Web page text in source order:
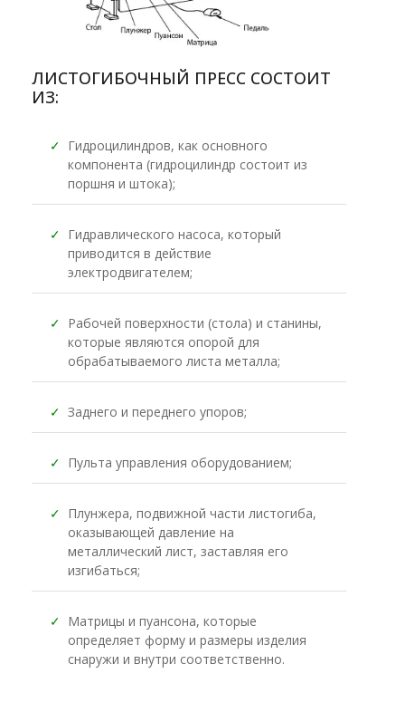
ЛИСТОГИБОЧНЫЙ ПРЕСС СОСТОИТ
ИЗ:
✓ Гидроцилиндров, как основного
компонента (гидроцилиндр состоит из
поршня и штока);
✓ Гидравлического насоса, который
приводится в действие
электродвигателем;
✓ Рабочей поверхности (стола) и станины,
которые являются опорой для
обрабатываемого листа металла;
✓ Заднего и переднего упоров;
✓ Пульта управления оборудованием;
✓ Плунжера, подвижной части листогиба,
оказывающей давление на
металлический лист, заставляя его
изгибаться;
✓ Матрицы и пуансона, которые
определяет форму и размеры изделия
снаружи и внутри соответственно.